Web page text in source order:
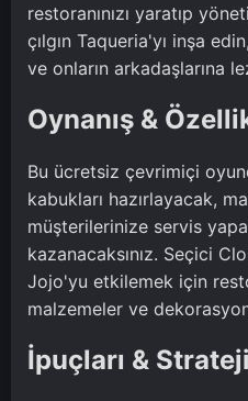
restoranınızı yaratıp
çılgın Taqueria'yı inşa
ve onların arkadaşlarına
Oynanış &
Bu ücretsiz çevrimiçi
kabukları hazırlayacak,
müşterilerinize servis
kazanacaksınız. Seçici
Jojo'yu etkilemek için
malzemeler ve
İpuçları &